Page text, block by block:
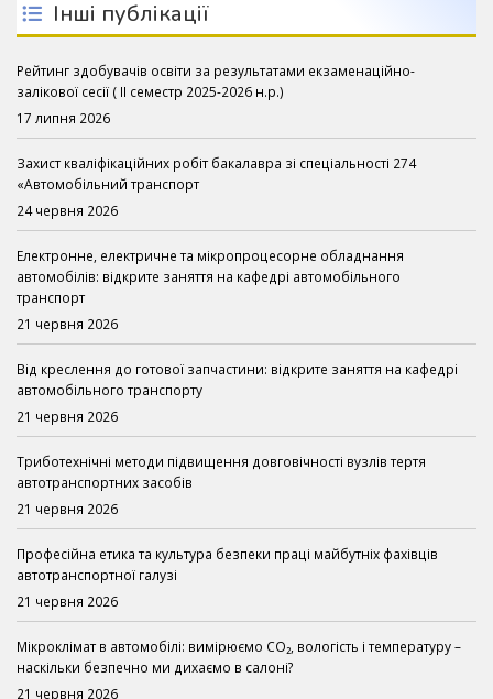
Інші публікації
Рейтинг здобувачів освіти за результатами екзаменаційно-
залікової сесії ( ІІ семестр 2025-2026 н.р.)
17 липня 2026
Захист кваліфікаційних робіт бакалавра зі спеціальності 274
«Автомобільний транспорт
24 червня 2026
Електронне, електричне та мікропроцесорне обладнання
автомобілів: відкрите заняття на кафедрі автомобільного
транспорт
21 червня 2026
Від креслення до готової запчастини: відкрите заняття на кафедрі
автомобільного транспорту
21 червня 2026
Триботехнічні методи підвищення довговічності вузлів тертя
автотранспортних засобів
21 червня 2026
Професійна етика та культура безпеки праці майбутніх фахівців
автотранспортної галузі
21 червня 2026
Мікроклімат в автомобілі: вимірюємо CO₂, вологість і температуру –
наскільки безпечно ми дихаємо в салоні?
21 червня 2026